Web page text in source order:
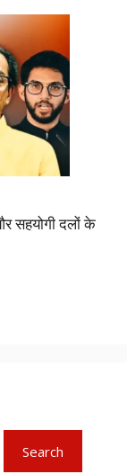
सहयोगी दलों के
Search